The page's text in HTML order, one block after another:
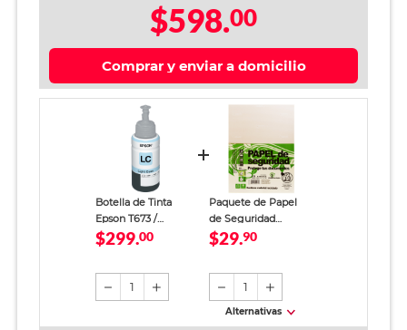
$598.00
Comprar y enviar a domicilio
Botella de Tinta
Epson T673 /
T673520 AL / Cyan /
$299.00
1
Paquete de Papel
de Seguridad
Papelería Ecológica
$29.90
1
Alternativas